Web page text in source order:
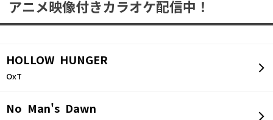
アニメ映像付きカラオケ配信中！
HOLLOW HUNGER
OxT
No Man's Dawn